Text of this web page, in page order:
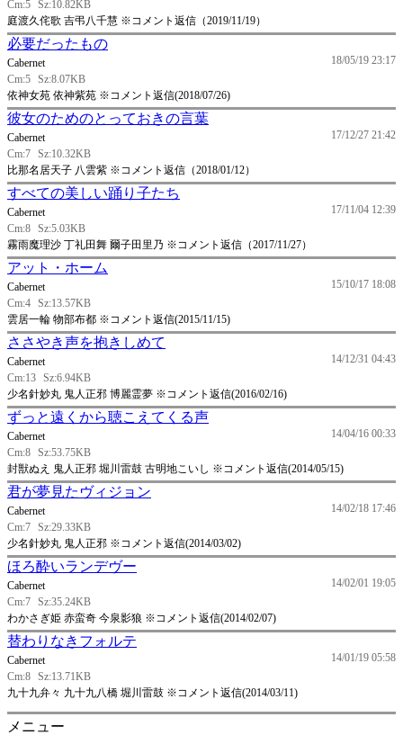
Cm:5 Sz:10.82KB
庭渡久侘歌 吉弔八千慧 ※コメント返信（2019/11/19）
必要だったもの
18/05/19 23:17
Cabernet
Cm:5 Sz:8.07KB
依神女苑 依神紫苑 ※コメント返信(2018/07/26)
彼女のためのとっておきの言葉
17/12/27 21:42
Cabernet
Cm:7 Sz:10.32KB
比那名居天子 八雲紫 ※コメント返信（2018/01/12）
すべての美しい踊り子たち
17/11/04 12:39
Cabernet
Cm:8 Sz:5.03KB
霧雨魔理沙 丁礼田舞 爾子田里乃 ※コメント返信（2017/11/27）
アット・ホーム
15/10/17 18:08
Cabernet
Cm:4 Sz:13.57KB
雲居一輪 物部布都 ※コメント返信(2015/11/15)
ささやき声を抱きしめて
14/12/31 04:43
Cabernet
Cm:13 Sz:6.94KB
少名針妙丸 鬼人正邪 博麗霊夢 ※コメント返信(2016/02/16)
ずっと遠くから聴こえてくる声
14/04/16 00:33
Cabernet
Cm:8 Sz:53.75KB
封獣ぬえ 鬼人正邪 堀川雷鼓 古明地こいし ※コメント返信(2014/05/15)
君が夢見たヴィジョン
14/02/18 17:46
Cabernet
Cm:7 Sz:29.33KB
少名針妙丸 鬼人正邪 ※コメント返信(2014/03/02)
ほろ酔いランデヴー
14/02/01 19:05
Cabernet
Cm:7 Sz:35.24KB
わかさぎ姫 赤蛮奇 今泉影狼 ※コメント返信(2014/02/07)
替わりなきフォルテ
14/01/19 05:58
Cabernet
Cm:8 Sz:13.71KB
九十九弁々 九十九八橋 堀川雷鼓 ※コメント返信(2014/03/11)
メニュー